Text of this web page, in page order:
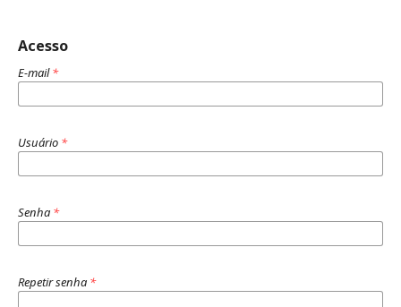
Acesso
E-mail*
Usuário *
Senha *
Repetir senha *